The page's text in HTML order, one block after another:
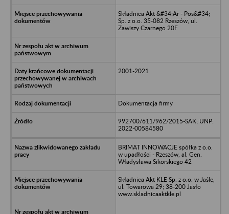
Składnica Akt &#34;Ar - Pos&#34;
Sp. z o.o. 35-082 Rzeszów, ul.
Zawiszy Czarnego 20F
2001-2021
Dokumentacja firmy
992700/611/962/2015-SAK; UNP:
2022-00584580
BRIMAT INNOWACJE spółka z o.o.
w upadłości - Rzeszów, al. Gen.
Władysława Sikorskiego 42
Składnica Akt KLE Sp. z o.o. w Jaśle,
ul. Towarowa 29; 38-200 Jasło
www.skladnicaaktkle.pl